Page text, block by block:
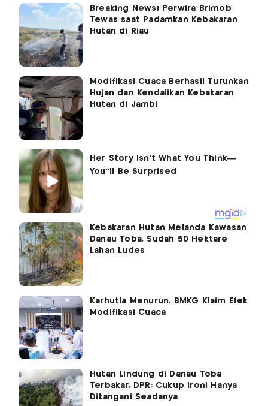
Breaking News! Perwira Brimob
Tewas saat Padamkan Kebakaran
Hutan di Riau
Modifikasi Cuaca Berhasil Turunkan
Hujan dan Kendalikan Kebakaran
Hutan di Jambi
Kebakaran Hutan Melanda Kawasan
Danau Toba, Sudah 50 Hektare
Lahan Ludes
Karhutla Menurun, BMKG Klaim Efek
Modifikasi Cuaca
Hutan Lindung di Danau Toba
Terbakar, DPR: Cukup Ironi Hanya
Ditangani Seadanya